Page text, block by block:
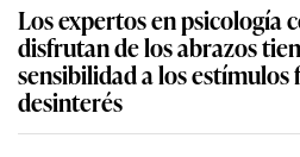
Los expertos en psicología
disfrutan de los abrazos
sensibilidad a los estímulos
desinterés